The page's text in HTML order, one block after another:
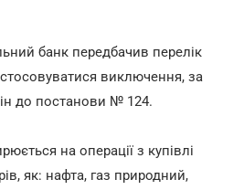
банк передбачив перелік
виключення, за
до постанови № 124.
на операції з купівлі
як: нафта, газ природний,